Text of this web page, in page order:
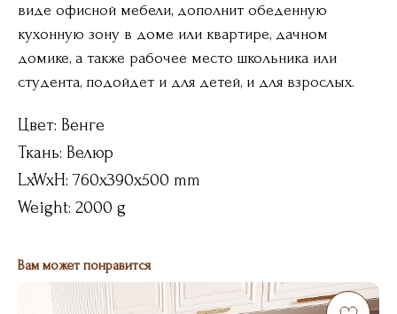
виде офисной мебели, дополнит обеденную
кухонную зону в доме или квартире, дачном
домике, а также рабочее место школьника или
студента, подойдет и для детей, и для взрослых.
Цвет: Венге
Ткань: Велюр
LxWxH: 760x390x500 mm
Weight: 2000 g
Вам может понравится